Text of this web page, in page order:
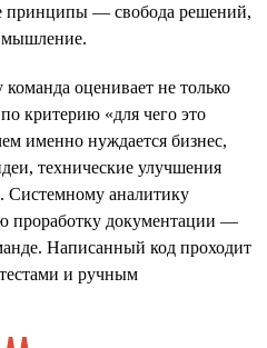
принципы — свобода решений,
мышление.
оценивает не только
критерию «для чего это
именно нуждается бизнес,
технические улучшения
Системному аналитику
проработку документации —
Написанный код проходит
и ручным